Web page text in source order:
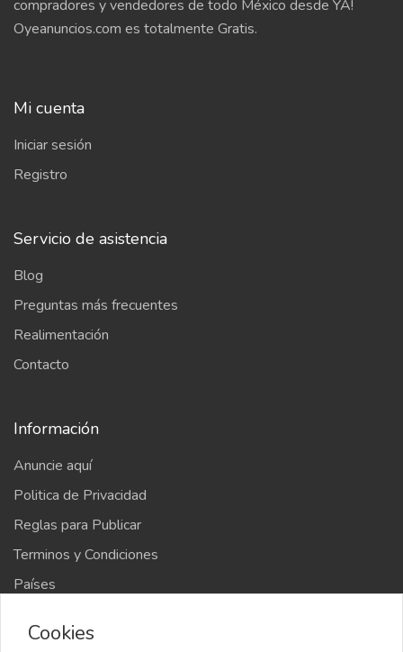
compradores y vendedores de todo México desde YA!
Oyeanuncios.com es totalmente Gratis.
Mi cuenta
Iniciar sesión
Registro
Servicio de asistencia
Blog
Preguntas más frecuentes
Realimentación
Contacto
Información
Anuncie aquí
Politica de Privacidad
Reglas para Publicar
Terminos y Condiciones
Países
Cookies